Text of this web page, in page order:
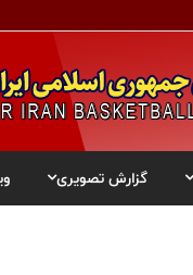
گزارش تصویری